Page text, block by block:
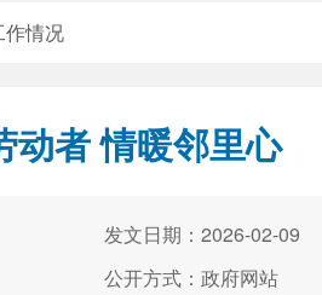
作情况
动者 情暖邻里心
发文日期：2026-02-09
公开方式：政府网站